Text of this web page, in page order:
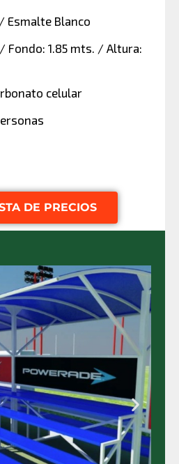
Esmalte Blanco
Fondo: 1.85 mts. / Altura:
celular
DE PRECIOS